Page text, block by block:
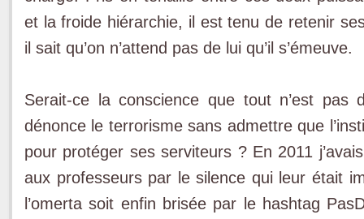
et la froide hiérarchie, il est tenu de retenir
il sait qu’on n’attend pas de lui qu’il s’émeuve.
Serait-ce la conscience que tout n’est
dénonce le terrorisme sans admettre que
pour protéger ses serviteurs ? En 2011
aux professeurs par le silence qui leur était
l’omerta soit enfin brisée par le hashtag